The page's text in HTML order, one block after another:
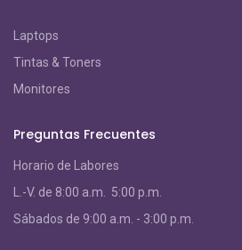
Laptops
Tintas & Toners
Monitores
Preguntas Frecuentes
Horario de Labores
L.-V. de 8:00 a.m. 5:00 p.m.
Sábados de 9:00 a.m. - 3:00 p.m.